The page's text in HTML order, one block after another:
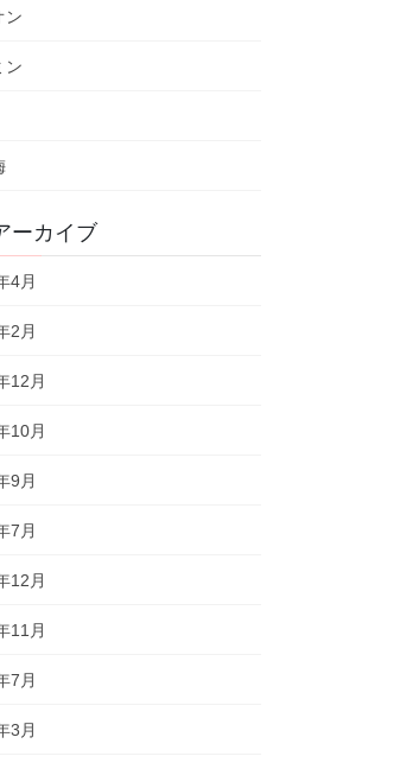
ン
ン
ーカイブ
4月
2月
12月
10月
9月
7月
12月
11月
7月
3月